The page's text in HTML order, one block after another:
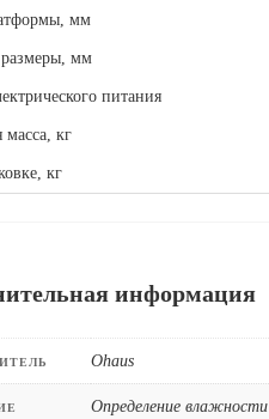
мм
мм
питания
масса, кг
кг
информация
Ohaus
Определение влажности